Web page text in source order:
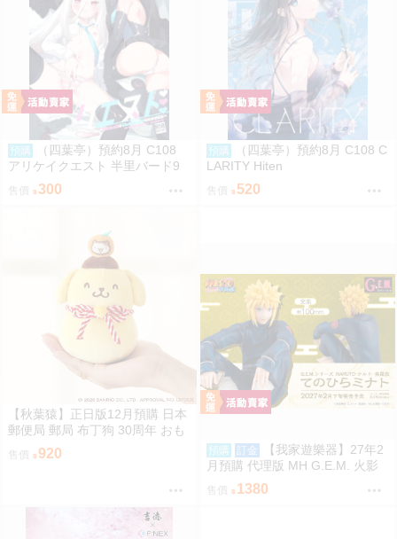
預購
（四葉亭）預約8月 C108
アリケイクエスト 半里バード9
300
預購
（四葉亭）預約8月 C108 C
LARITY Hiten
520
【秋葉猿】正日版12月預購 日本
郵便局 郵局 布丁狗 30周年 おも
ちもちもちマスコット 吊飾
售價 920 預購 訂金
【我家遊樂器】27年2
月預購 代理版 MH G.E.M. 火影
忍者 疾風傳 掌上系列 波風湊
售價 1380